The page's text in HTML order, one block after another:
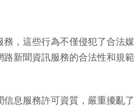
，這些行為不僅侵犯了合法媒
新聞資訊服務的合法性和規範
息服務許可資質，嚴重擾亂了